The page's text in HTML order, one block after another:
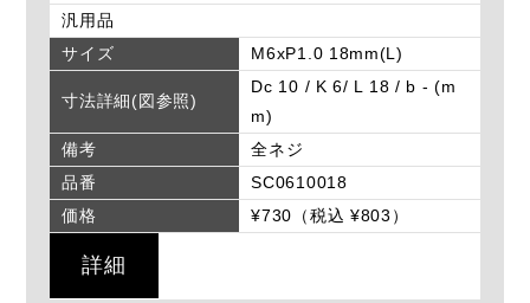
汎用品
サイズ
M6xP1.0 18mm(L)
寸法詳細(図参照)
Dc 10 / K 6/ L 18 / b - (m
m)
備考
全ネジ
品番
SC0610018
価格
¥730（税込 ¥803）
詳細